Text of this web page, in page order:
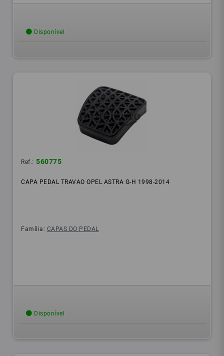
Disponível
Ref.: 560775
CAPA PEDAL TRAVAO OPEL ASTRA G-H 1998-2014
Família: CAPAS DO PEDAL
Disponível